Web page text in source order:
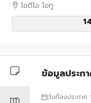
ไอดีโอ โอทู
ข้อมูลประก
วันที่ลงประกาศ